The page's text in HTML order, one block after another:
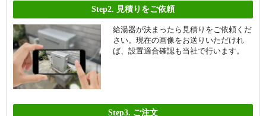
Step2. 見積りをご依頼
給湯器が決まったら見積りをご依頼くだ
さい。現在の画像をお送りいただけれ
ば、設置適合確認も当社で行います。
Step3. ご注文